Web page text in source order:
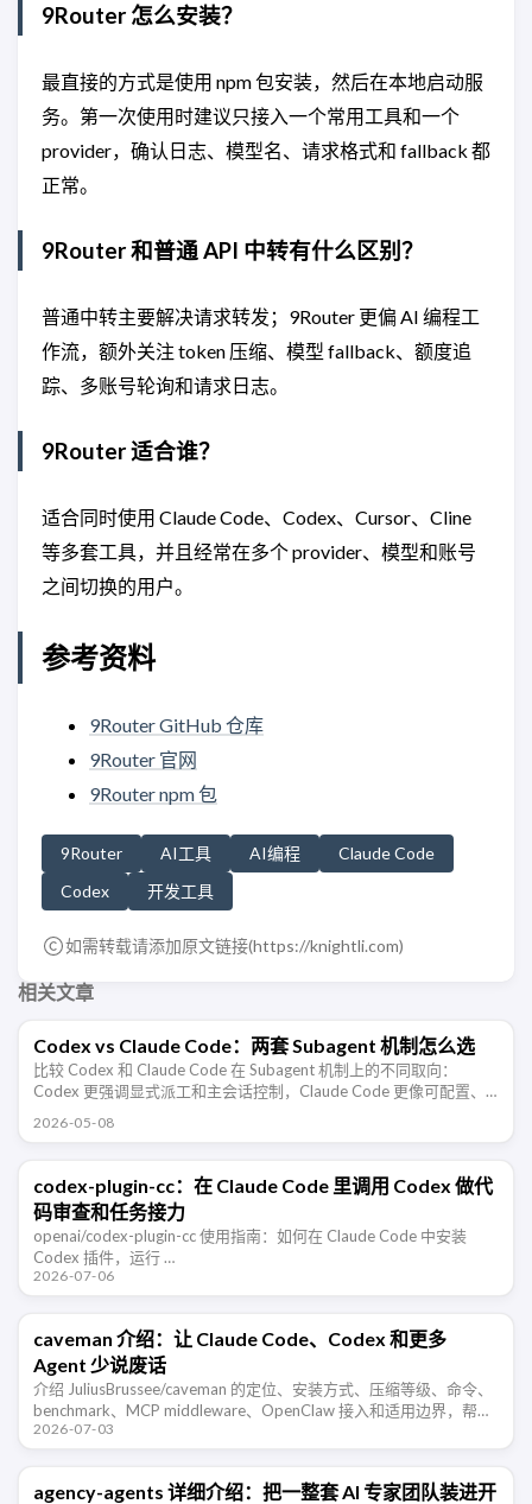
9Router 怎么安装？
最直接的方式是使用 npm 包安装，然后在本地启动服
务。第一次使用时建议只接入一个常用工具和一个
provider，确认日志、模型名、请求格式和 fallback 都
正常。
9Router 和普通 API 中转有什么区别？
普通中转主要解决请求转发；9Router 更偏 AI 编程工
作流，额外关注 token 压缩、模型 fallback、额度追
踪、多账号轮询和请求日志。
9Router 适合谁？
适合同时使用 Claude Code、Codex、Cursor、Cline
等多套工具，并且经常在多个 provider、模型和账号
之间切换的用户。
参考资料
9Router GitHub 仓库
9Router 官网
9Router npm 包
9Router AI工具 AI编程
Claude Code
Codex
开发工具
如需转载请添加原文链接(https://knightli.com)
相关文章
Codex vs Claude Code：两套 Subagent 机制怎么选
比较 Codex 和 Claude Code 在 Subagent 机制上的不同取向：
Codex 更强调显式派工和主会话控制，Claude Code 更像可配置、
2026-05-08
codex-plugin-cc：在 Claude Code 里调用 Codex 做代
码审查和任务接力
openai/codex-plugin-cc 使用指南：如何在 Claude Code 中安装
Codex 插件，运行 …
2026-07-06
caveman 介绍：让 Claude Code、Codex 和更多
Agent 少说废话
介绍 JuliusBrussee/caveman 的定位、安装方式、压缩等级、命令、
benchmark、MCP middleware、OpenClaw 接入和适用边界，帮助
开发者判断这类 Agent …
2026-07-03
agency-agents 详细介绍：把一整套 AI 专家团队装进开